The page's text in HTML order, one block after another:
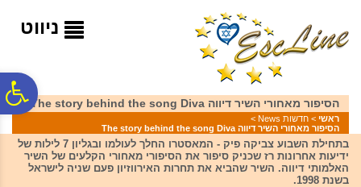
המרכזי
ניווט
הסיפור מאחורי השיר דיווה The story behind the song Diva
ראשי > חדשות News
>
הסיפור מאחורי השיר דיווה The story behind the song Diva
בתחילת השבוע צביקה פיק - המאסטרו החלך לעולמו ובגליון 7 לילות של
ידיעות אחרונות רז שכניק סיפור את הסיפורי מאחורי הקלעים של השיר
האלמותי דיווה. השיר שהביא את תחרות האירווזיון פעם שניה לישראל
בשנת 1998.